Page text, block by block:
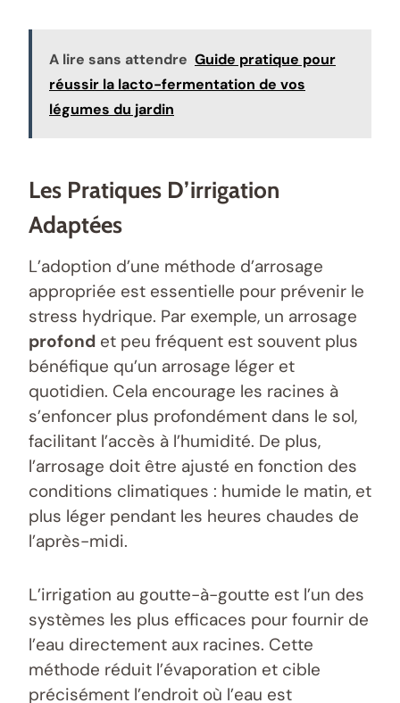
A lire sans attendre Guide pratique pour
réussir la lacto-fermentation de vos
légumes du jardin
Les Pratiques D’irrigation
Adaptées
L’adoption d’une méthode d’arrosage
appropriée est essentielle pour prévenir le
stress hydrique. Par exemple, un arrosage
profond et peu fréquent est souvent plus
bénéfique qu’un arrosage léger et
quotidien. Cela encourage les racines à
s’enfoncer plus profondément dans le sol,
facilitant l’accès à l’humidité. De plus,
l’arrosage doit être ajusté en fonction des
conditions climatiques : humide le matin, et
plus léger pendant les heures chaudes de
l’après-midi.
L’irrigation au goutte-à-goutte est l’un des
systèmes les plus efficaces pour fournir de
l’eau directement aux racines. Cette
méthode réduit l’évaporation et cible
précisément l’endroit où l’eau est